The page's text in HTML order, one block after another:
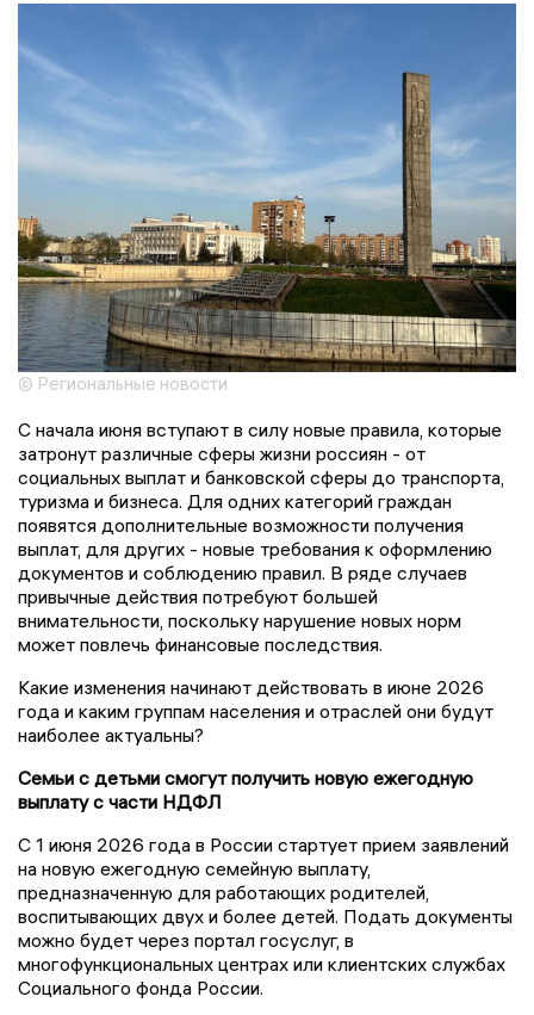
© Региональные новости
С начала июня вступают в силу новые правила, которые
затронут различные сферы жизни россиян - от
социальных выплат и банковской сферы до транспорта,
туризма и бизнеса. Для одних категорий граждан
появятся дополнительные возможности получения
выплат, для других - новые требования к оформлению
документов и соблюдению правил. В ряде случаев
привычные действия потребуют большей
внимательности, поскольку нарушение новых норм
может повлечь финансовые последствия.
Какие изменения начинают действовать в июне 2026
года и каким группам населения и отраслей они будут
наиболее актуальны?
Семьи с детьми смогут получить новую ежегодную
выплату с части НДФЛ
С 1 июня 2026 года в России стартует прием заявлений
на новую ежегодную семейную выплату,
предназначенную для работающих родителей,
воспитывающих двух и более детей. Подать документы
можно будет через портал госуслуг, в
многофункциональных центрах или клиентских службах
Социального фонда России.